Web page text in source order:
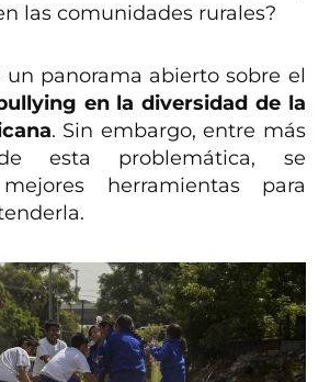
las comunidades rurales?
panorama abierto sobre el
en la diversidad de la
. Sin embargo, entre más
esta problemática, se
herramientas para